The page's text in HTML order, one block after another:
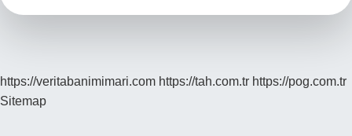
https://veritabanimimari.com https://tah.com.tr https://pog.com.tr
Sitemap